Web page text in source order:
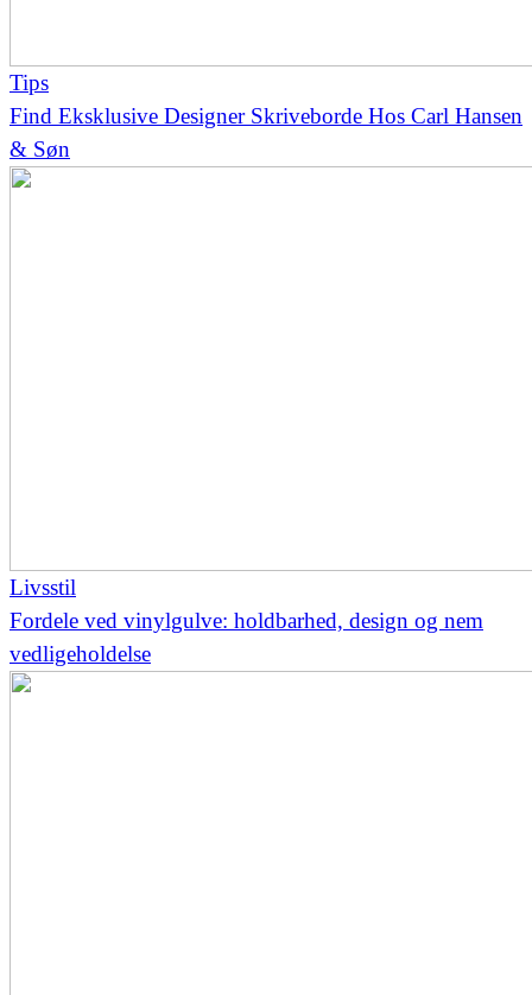
Tips
Find Eksklusive Designer Skriveborde Hos Carl Hansen
& Søn
Livsstil
Fordele ved vinylgulve: holdbarhed, design og nem
vedligeholdelse